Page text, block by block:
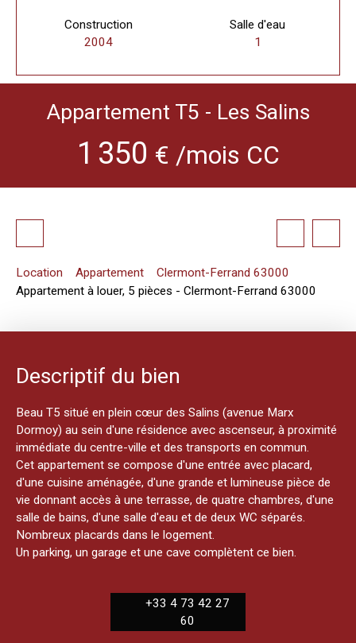
Construction
2004
Salle d'eau
1
Appartement T5 - Les Salins
1 350 € /mois CC
Location Appartement
Clermont-Ferrand 63000
Appartement à louer, 5 pièces - Clermont-Ferrand 63000
Descriptif du bien
Beau T5 situé en plein cœur des Salins (avenue Marx
Dormoy) au sein d'une résidence avec ascenseur, à proximité
immédiate du centre-ville et des transports en commun.
Cet appartement se compose d'une entrée avec placard,
d'une cuisine aménagée, d'une grande et lumineuse pièce de
vie donnant accès à une terrasse, de quatre chambres, d'une
salle de bains, d'une salle d'eau et de deux WC séparés.
Nombreux placards dans le logement.
Un parking, un garage et une cave complètent ce bien.
+33 4 73 42 27
60